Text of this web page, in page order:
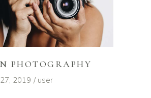
PHOTOGRAPHY
2019 user